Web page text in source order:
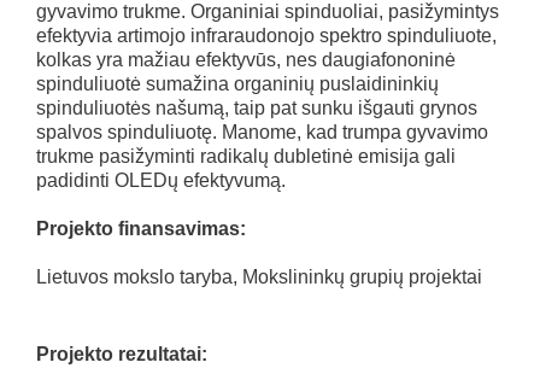
gyvavimo trukme. Organiniai spinduoliai, pasižymintys
efektyvia artimojo infraraudonojo spektro spinduliuote,
kolkas yra mažiau efektyvūs, nes daugiafononinė
spinduliuotė sumažina organinių puslaidininkių
spinduliuotės našumą, taip pat sunku išgauti grynos
spalvos spinduliuotę. Manome, kad trumpa gyvavimo
trukme pasižyminti radikalų dubletinė emisija gali
padidinti OLEDų efektyvumą.
Projekto finansavimas:
Lietuvos mokslo taryba, Mokslininkų grupių projektai
Projekto rezultatai: